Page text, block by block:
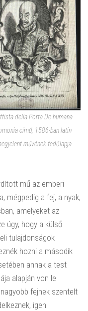
della Porta De humana
című, 1586-ban latin
művének fedőlapja
mű az emberi
mégpedig a fej, a nyak,
amelyeket az
úgy, hogy a külső
tulajdonságok
hozni a második
annak a test
alapján von le
fejnek szentelt
igen